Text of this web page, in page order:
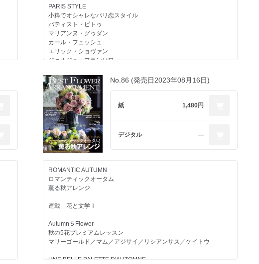
Premium ROSES arrange
印象派150周年祝
フランス大使館を飾る花
PARIS STYLE
小粋でオシャレなパリ恋スタイル
バティスト・ピトゥ
マリアンヌ・グゥダン
カール・フュッシュ
エリック・ショヴァン
ジョルジュ・フランソワ
カトリーヌ・ミュラー
LONDON STYLE
自然をリスペクトするロンドンスタイル
シェーン・コノリー
レベル・レベル
ピーターシャム・ナーサリーズ
UNE SAISON AGREABLE
祝 印象派誕生150周年
モネ、ルノワールからゴッホまで
光と風を追いかけて…
オンラインフラワースクール
Club de Fleur
No.86 (発売日2023年08月16日)
紙 1,480円
デジタル ―
ROMANTIC AUTUMN
ロマンティックオータム
薫る秋アレンジ
連載 花と文学Ⅰ
Autumn５Flower
秋の5花プレミアムレッスン
マリーゴールド／マム／アジサイ／リシアンサス／ケイトウ
UNE BELLE PALETTE D'AUTOMNE